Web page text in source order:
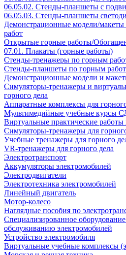
06.05.02. Стенды-планшеты с
06.05.03. Стенды-планшеты
Демонстрационные модели/макеты
работ
Открытые горные работы/
07.01. Плакаты (горные работы)
Стенды-тренажеры по горным
Стенды-планшеты по горным
Демонстрационные модели и
Симуляторы-тренажеры и
горного дела
Аппаратные комплексы для
Мультимедийные учебные курсы
Виртуальные практические
Симуляторы-тренажеры для
Учебные тренажеры для горного
VR-тренажеры для горного дела
Электротранспорт
Аккумуляторы электромобилей
Электродвигатели
Электротехника электромобилей
Линейный двигатель
Мотор-колесо
Наглядные пособия по
Специализированное
обслуживанию электромобилей
Устройство электромобиля
Виртуальные учебные комплексы